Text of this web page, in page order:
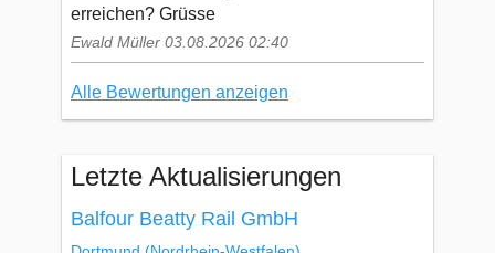
erreichen? Grüsse
Ewald Müller 03.08.2026 02:40
Alle Bewertungen anzeigen
Letzte Aktualisierungen
Balfour Beatty Rail GmbH